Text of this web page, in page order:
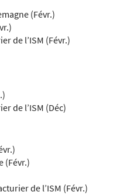
(Févr.)
de l’ISM (Févr.)
de l’ISM (Déc)
(Févr.)
de l’ISM (Févr.)